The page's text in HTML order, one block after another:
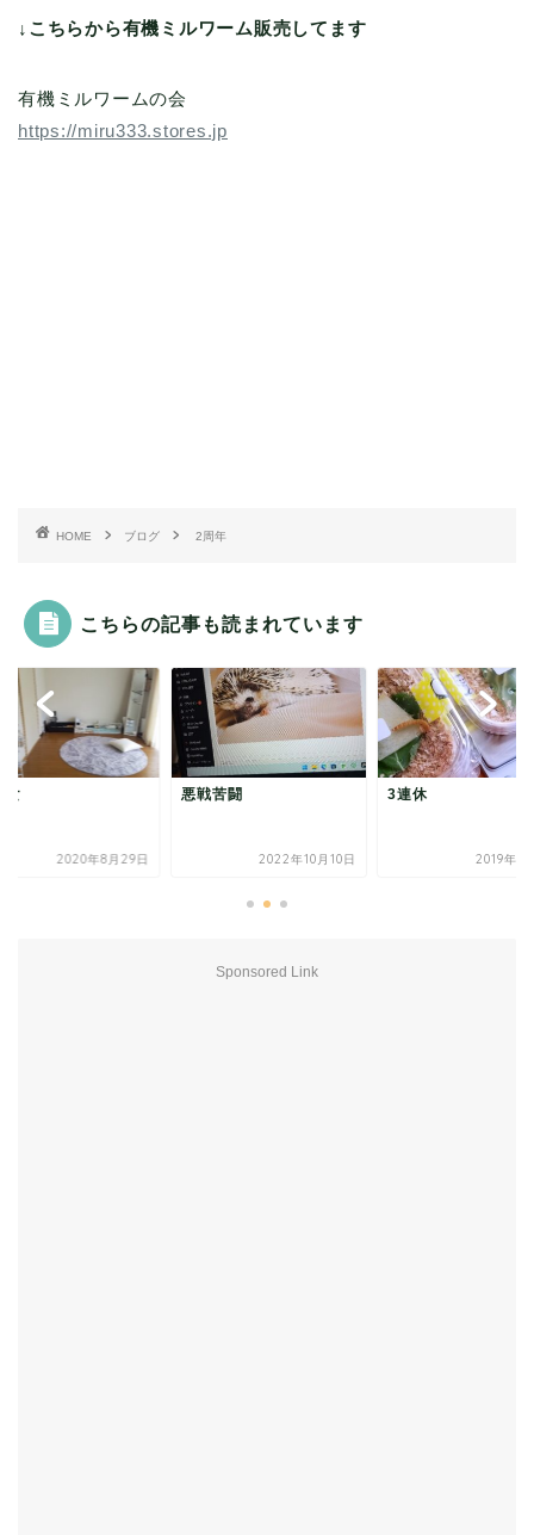
↓こちらから有機ミルワーム販売してます
有機ミルワームの会
https://miru333.stores.jp
HOME ブログ 2周年
こちらの記事も読まれています
女
2020年8月29日
悪戦苦闘
2022年10月10日
3連休
2019年11
Sponsored Link